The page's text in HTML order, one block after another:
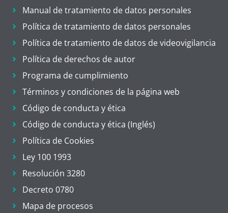
Manual de tratamiento de datos personales
Política de tratamiento de datos personales
Política de tratamiento de datos de videovigilancia
Política de derechos de autor
Programa de cumplimiento
Términos y condiciones de la página web
Código de conducta y ética
Código de conducta y ética (Inglés)
Política de Cookies
Ley 100 1993
Resolución 3280
Decreto 0780
Mapa de procesos